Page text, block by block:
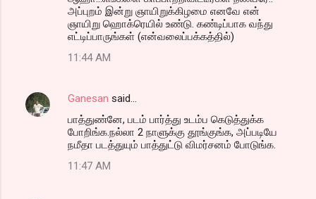
அப்புறம் இன்று ஞாயிறுக்கிழமை எனவே என்
ஞாயிறு ஹொக்ரெயில் உண்டு. கண்டிப்பாக வந்து
எட்டிப்பாருங்கள் (என்வலைப்பக்கத்தில்)
11:44 AM
Ganesan said…
பாத்துண்னே, படம் பார்த்து உடம்ப கெடுத்துக்க
போறிங்க.நல்லா 2 நாளுக்கு தூங்குங்க, அப்படியே
நமீதா படத்துயும் பாத்துட்டு விமர்சனம் போடுங்க.
11:47 AM